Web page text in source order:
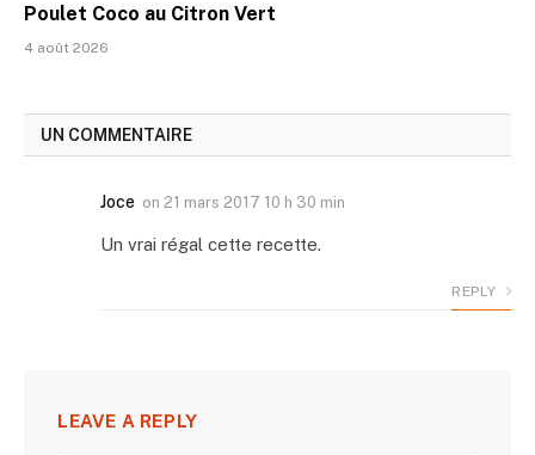
Poulet Coco au Citron Vert
4 août 2026
UN COMMENTAIRE
Joce on 21 mars 2017 10 h 30 min
Un vrai régal cette recette.
REPLY
LEAVE A REPLY